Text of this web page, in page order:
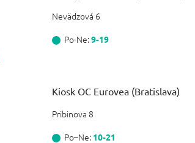
Nevädzová 6
Po-Ne:9-19
Kiosk OC Eurovea (Bratislava)
Pribinova 8
Po–Ne: 10-21